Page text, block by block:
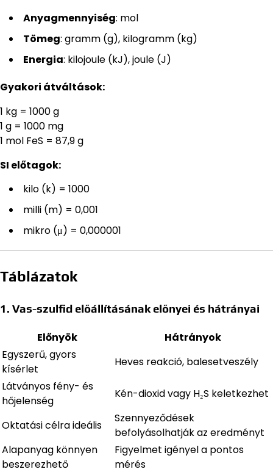
Anyagmennyiség: mol
Tömeg: gramm (g), kilogramm (kg)
Energia: kilojoule (kJ), joule (J)
Gyakori átváltások:
1 kg = 1000 g
1 g = 1000 mg
1 mol FeS = 87,9 g
SI előtagok:
kilo (k) = 1000
milli (m) = 0,001
mikro (μ) = 0,000001
Táblázatok
1. Vas-szulfid előállításának előnyei és hátrányai
Előnyök
Hátrányok
Egyszerű, gyors
kísérlet
Heves reakció, balesetveszély
Látványos fény- és
hőjelenség
Kén-dioxid vagy H₂S keletkezhet
Oktatási célra ideális
Szennyeződések
befolyásolhatják az eredményt
Alapanyag könnyen
beszerezhető
Figyelmet igényel a pontos
mérés